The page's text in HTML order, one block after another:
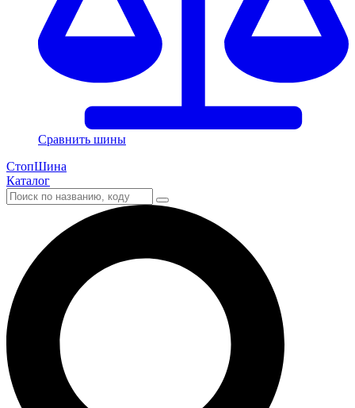
Сравнить шины
СтопШина
Каталог